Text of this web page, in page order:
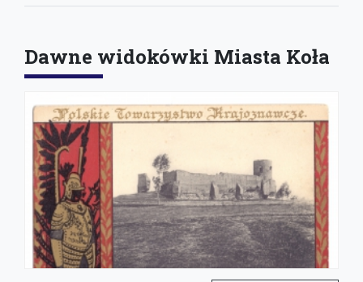
Dawne widokówki Miasta Koła